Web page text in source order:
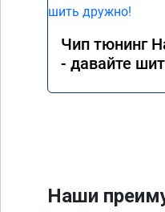
Чип тюнинг
- давайте
Наши